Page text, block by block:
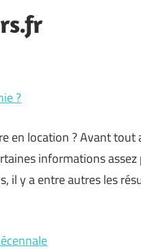
?
en location ? Avant
informations
il y a entre autres les